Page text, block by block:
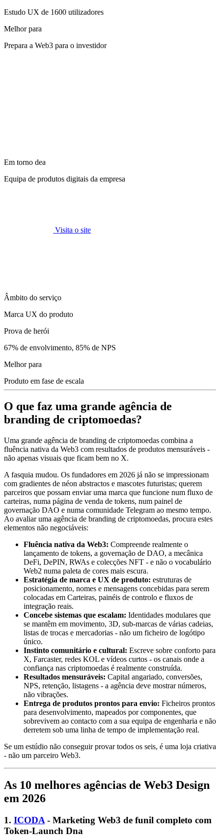
Estudo UX de 1600 utilizadores
Melhor para
Prepara a Web3 para o investidor
Em torno dea
Equipa de produtos digitais da empresa
Visita o site
Âmbito do serviço
Marca UX do produto
Prova de herói
67% de envolvimento, 85% de NPS
Melhor para
Produto em fase de escala
O que faz uma grande agência de
branding de criptomoedas?
Uma grande agência de branding de criptomoedas combina a
fluência nativa da Web3 com resultados de produtos mensuráveis -
não apenas visuais que ficam bem no X.
A fasquia mudou. Os fundadores em 2026 já não se impressionam
com gradientes de néon abstractos e mascotes futuristas; querem
parceiros que possam enviar uma marca que funcione num fluxo de
carteiras, numa página de venda de tokens, num painel de
governação DAO e numa comunidade Telegram ao mesmo tempo.
Ao avaliar uma agência de branding de criptomoedas, procura estes
elementos não negociáveis:
Fluência nativa da Web3: Compreende realmente o
lançamento de tokens, a governação de DAO, a mecânica
DeFi, DePIN, RWAs e colecções NFT - e não o vocabulário
Web2 numa paleta de cores mais escura.
Estratégia de marca e UX de produto: estruturas de
posicionamento, nomes e mensagens concebidas para serem
colocadas em Carteiras, painéis de controlo e fluxos de
integração reais.
Concebe sistemas que escalam: Identidades modulares que
se mantêm em movimento, 3D, sub-marcas de várias cadeias,
listas de trocas e mercadorias - não um ficheiro de logótipo
único.
Instinto comunitário e cultural: Escreve sobre conforto para
X, Farcaster, redes KOL e vídeos curtos - os canais onde a
confiança nas criptomoedas é realmente construída.
Resultados mensuráveis: Capital angariado, conversões,
NPS, retenção, listagens - a agência deve mostrar números,
não vibrações.
Entrega de produtos prontos para envio: Ficheiros prontos
para desenvolvimento, mapeados por componentes, que
sobrevivem ao contacto com a sua equipa de engenharia e não
derretem sob uma linha de tempo de implementação real.
Se um estúdio não conseguir provar todos os seis, é uma loja criativa
- não um parceiro Web3.
As 10 melhores agências de Web3 Design
em 2026
1. ICODA - Marketing Web3 de funil completo com
Token-Launch Dna